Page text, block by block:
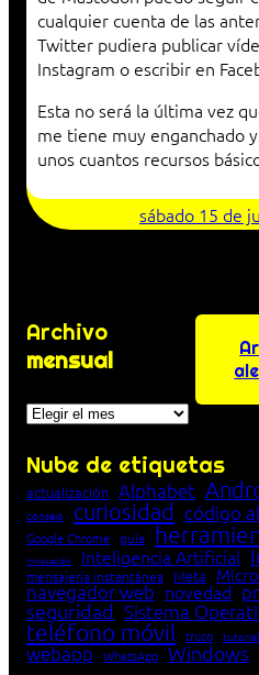
cualquier cuenta de las
Twitter pudiera publicar
Instagram o escribir en
Esta no será la última vez
me tiene muy enganchado
unos cuantos recursos
sábado 15 de
Archivo
mensual
Archivos
Nube de etiquetas
actualización Alphabet
consejo
curiosidad código
Google Chrome guía
innovación Inteligencia Artificial
mensajería instantánea Meta
navegador web novedad
seguridad Sistema
teléfono móvil truco tutorial
webapp WhatsApp Windows